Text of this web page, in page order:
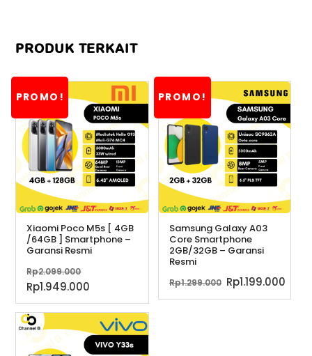
PRODUK TERKAIT
PROMO!
Xiaomi Poco M5s [ 4GB
/64GB ] Smartphone –
Garansi Resmi
Rp2.099.000
aslinya
adalah:
Rp2.099.000.
Rp1.949.000
saat
ini
adalah:
Rp1.949.000.
PROMO!
Samsung Galaxy A03
Core Smartphone
2GB/32GB – Garansi
Resmi
Rp1.299.000 Harga
aslinya
Rp1.199.000
saat